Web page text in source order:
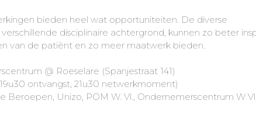
bieden heel wat opportuniteiten. De diverse
disciplinaire achtergrond, kunnen zo beter
van de patiënt en zo meer maatwerk bieden.
@ Roeselare (Spanjestraat 141)
ontvangst, 21u30 netwerkmoment)
Unizo, POM W. Vl., Ondernemerscentrum W Vl.